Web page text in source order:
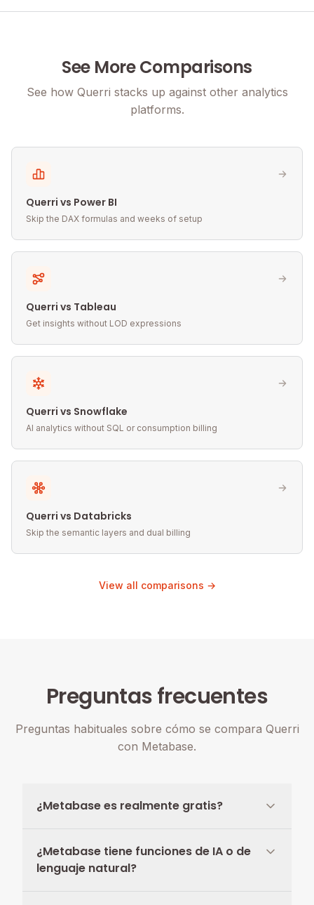
See More Comparisons
See how Querri stacks up against other analytics
platforms.
Querri vs Power BI
Skip the DAX formulas and weeks of setup
Querri vs Tableau
Get insights without LOD expressions
Querri vs Snowflake
AI analytics without SQL or consumption billing
Querri vs Databricks
Skip the semantic layers and dual billing
View all comparisons →
Preguntas frecuentes
Preguntas habituales sobre cómo se compara Querri
con Metabase.
¿Metabase es realmente gratis?
¿Metabase tiene funciones de IA o de
lenguaje natural?